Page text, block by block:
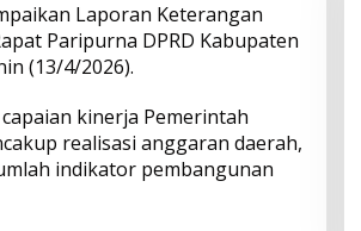
Laporan Keterangan
Paripurna DPRD Kabupaten
(13/4/2026).
kinerja Pemerintah
realisasi anggaran daerah,
indikator pembangunan
Bangun Drainase di Bukit Payung,
Anggota DPRD Kampar Ropii Siregar
Dorong Infrastruktur yang
Di Berita, Daerah, Kampar, News, Politik, Riau